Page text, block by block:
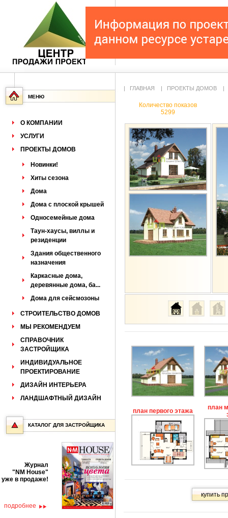
МЕНЮ
О КОМПАНИИ
УСЛУГИ
ПРОЕКТЫ ДОМОВ
Новинки!
Хиты сезона
Дома
Дома с плоской крышей
Односемейные дома
Таун-хаусы, виллы и
резиденции
Здания общественного
назначения
Каркасные дома,
деревянные дома, ба...
Дома для сейсмозоны
СТРОИТЕЛЬСТВО ДОМОВ
МЫ РЕКОМЕНДУЕМ
СПРАВОЧНИК
ЗАСТРОЙЩИКА
ИНДИВИДУАЛЬНОЕ
ПРОЕКТИРОВАНИЕ
ДИЗАЙН ИНТЕРЬЕРА
ЛАНДШАФТНЫЙ ДИЗАЙН
КАТАЛОГ ДЛЯ ЗАСТРОЙЩИКА
Журнал
"NM House"
уже в продаже!
подробнее
| ГЛАВНАЯ | ПРОЕКТЫ ДОМОВ
Количество показов
5299
план первого этажа
план